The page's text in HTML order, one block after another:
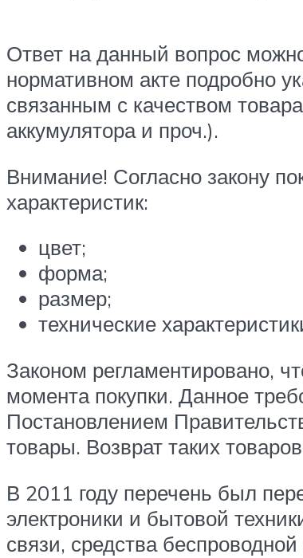
Ответ на данный вопрос
нормативном акте подробно
связанным с качеством
аккумулятора и проч.).
Внимание! Согласно закону
характеристик:
цвет;
форма;
размер;
технические
Законом регламентировано,
момента покупки. Данное
Постановлением
товары. Возврат таких
В 2011 году перечень был
электроники и бытовой
связи, средства